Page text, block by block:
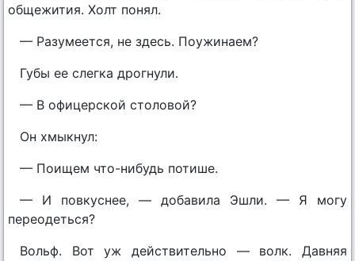
общежития. Холт понял.
— Разумеется, не здесь. Поужинаем?
Губы ее слегка дрогнули.
— В офицерской столовой?
Он хмыкнул:
— Поищем что-нибудь потише.
— И повкуснее, — добавила Эшли. — Я могу
переодеться?
Вольф. Вот уж действительно — волк. Давняя